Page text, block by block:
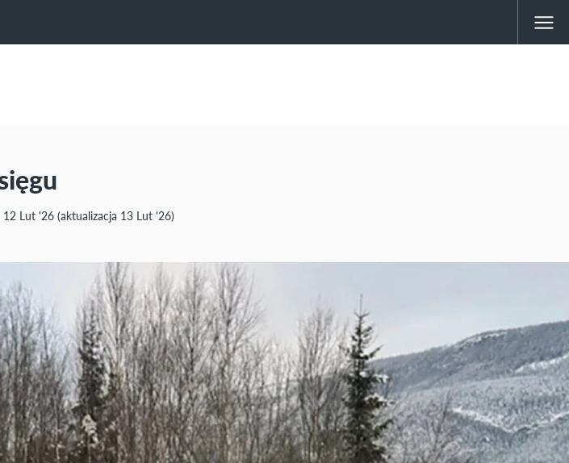
12 Lut '26 (aktualizacja 13 Lut '26)